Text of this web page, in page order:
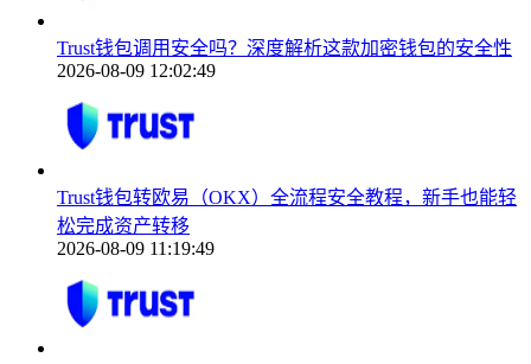
Trust钱包调用安全吗？深度解析这款加密钱包的安全性
2026-08-09 12:02:49
Trust钱包转欧易（OKX）全流程安全教程，新手也能轻
松完成资产转移
2026-08-09 11:19:49